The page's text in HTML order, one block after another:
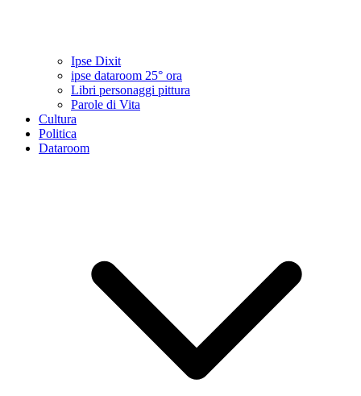
Ipse Dixit
ipse dataroom 25° ora
Libri personaggi pittura
Parole di Vita
Cultura
Politica
Dataroom